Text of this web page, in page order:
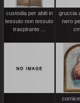
custodia per abiti in
tessuto non tessuto
traspirante ...
gruccia
nero